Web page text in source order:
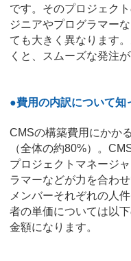
です。そのプロジェク
ジニアやプログラマー
ても大きく異なります
くと、スムーズな発注
●費用の内訳について知
CMSの構築費用にかか
（全体の約80%）。
プロジェクトマネージ
ラマーなどが力を合わ
メンバーそれぞれの人
者の単価については以
金額になります。